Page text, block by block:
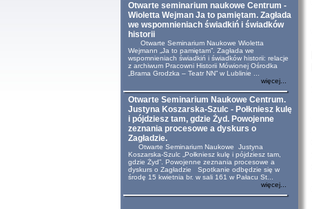
Otwarte seminarium naukowe Centrum -
Wioletta Wejman Ja to pamiętam. Zagłada
we wspomnieniach świadkiń i świadków
historii
Otwarte Seminarium Naukowe Wioletta
Wejmann „Ja to pamiętam”. Zagłada we
wspomnieniach świadkiń i świadków historii: relacje
z archiwum Pracowni Historii Mówionej Ośrodka
„Brama Grodzka – Teatr NN” w Lublinie ...
więcej...
Otwarte Seminarium Naukowe Centrum.
Justyna Koszarska-Szulc - Połkniesz kulę
i pójdziesz tam, gdzie Żyd. Powojenne
zeznania procesowe a dyskurs o
Zagładzie.
Otwarte Seminarium Naukowe Justyna
Koszarska-Szulc „Połkniesz kulę i pójdziesz tam,
gdzie Żyd”. Powojenne zeznania procesowe a
dyskurs o Zagładzie Spotkanie odbędzie się w
środę 15 kwietnia br. w sali 161 w Pałacu St...
więcej...